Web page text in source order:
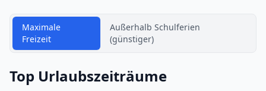
Maximale
Freizeit
Außerhalb Schulferien
(günstiger)
Top Urlaubszeiträume